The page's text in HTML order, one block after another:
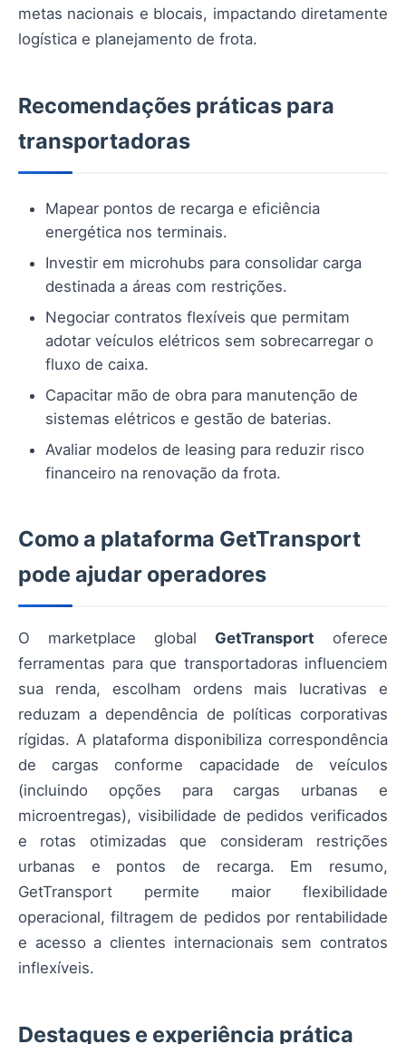
metas nacionais e blocais, impactando diretamente
logística e planejamento de frota.
Recomendações práticas para
transportadoras
Mapear pontos de recarga e eficiência
energética nos terminais.
Investir em microhubs para consolidar carga
destinada a áreas com restrições.
Negociar contratos flexíveis que permitam
adotar veículos elétricos sem sobrecarregar o
fluxo de caixa.
Capacitar mão de obra para manutenção de
sistemas elétricos e gestão de baterias.
Avaliar modelos de leasing para reduzir risco
financeiro na renovação da frota.
Como a plataforma GetTransport
pode ajudar operadores
O marketplace global GetTransport oferece
ferramentas para que transportadoras influenciem
sua renda, escolham ordens mais lucrativas e
reduzam a dependência de políticas corporativas
rígidas. A plataforma disponibiliza correspondência
de cargas conforme capacidade de veículos
(incluindo opções para cargas urbanas e
microentregas), visibilidade de pedidos verificados
e rotas otimizadas que consideram restrições
urbanas e pontos de recarga. Em resumo,
GetTransport permite maior flexibilidade
operacional, filtragem de pedidos por rentabilidade
e acesso a clientes internacionais sem contratos
inflexíveis.
Destaques e experiência prática